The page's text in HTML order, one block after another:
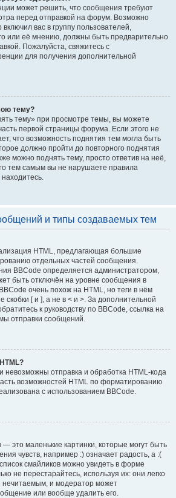
может решить, что сообщения требуют
перед отправкой на форум. Возможно
вас в группу пользователей,
или её мнению, должны быть предварительно
Пожалуйста, свяжитесь с
для получения дополнительной
тему?
тему» при просмотре темы, вы можете
первой страницы форума. Если этого не
что возможность поднятия тем могла быть
должно пройти до повторного поднятия
можно поднять тему, просто ответив на неё,
тем самым вы не нарушаете правила
и типы создаваемых тем
HTML, предлагающая большие
отдельных частей сообщения.
BBCode определяется администратором,
быть отключён на уровне сообщения в
очень похож на HTML, но теги в нём
скобки [ и ], а не в < и >. За дополнительной
к руководству по BBCode, ссылка на
отправки сообщений.
невозможны отправка и обработка HTML-кода
возможностей HTML по форматированию
с использованием BBCode.
это маленькие картинки, которые могут быть
чувств, например :) означает радость, а :(
смайликов можно увидеть в форме
не перестарайтесь, используя их: они легко
нечитаемым, и модератор может
или вообще удалить его.